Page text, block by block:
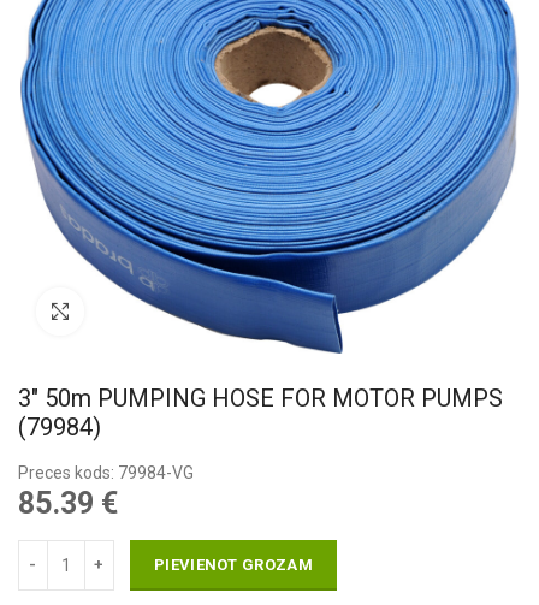
Pietuvināt
3″ 50m PUMPING HOSE FOR MOTOR PUMPS
(79984)
Preces kods: 79984-VG
85.39 €
PIEVIENOT GROZAM